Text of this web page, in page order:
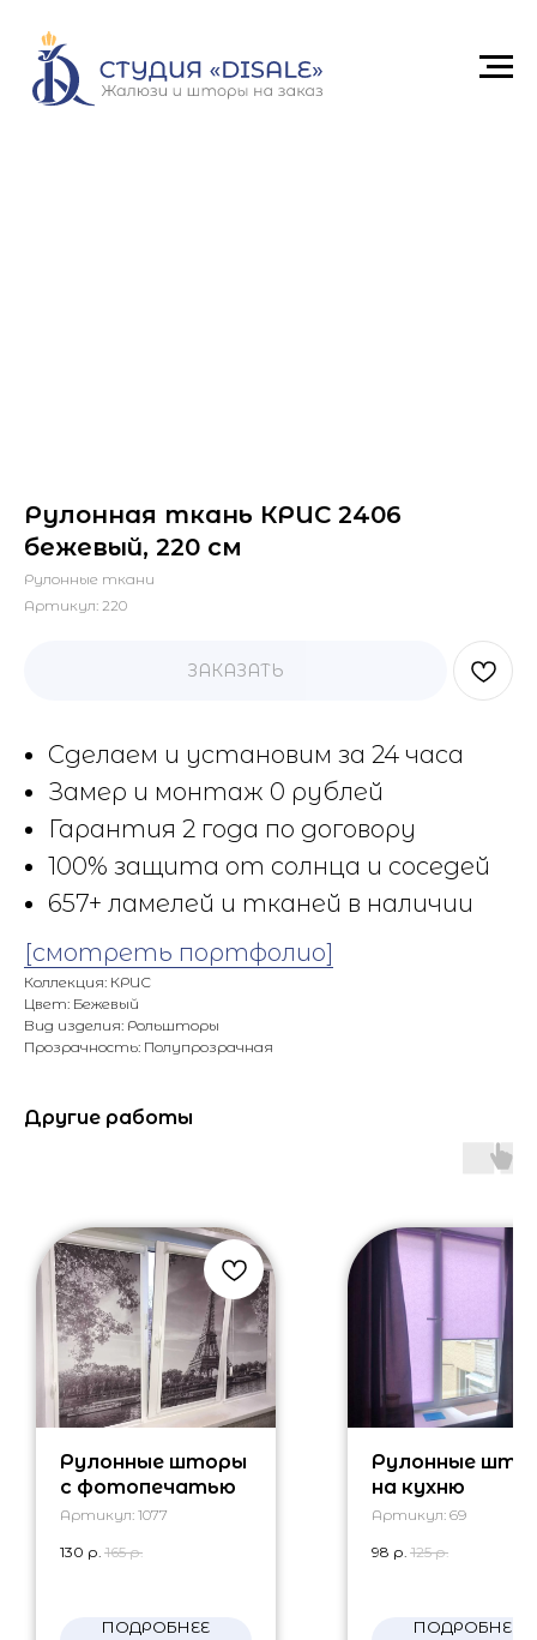
Рулонная ткань КРИС 2406
бежевый, 220 см
Рулонные ткани
Артикул: 220
ЗАКАЗАТЬ
Сделаем и установим за 24 часа
Замер и монтаж 0 рублей
Гарантия 2 года по договору
100% защита от солнца и соседей
657+ ламелей и тканей в наличии
[смотреть портфолио]
Коллекция: КРИС
Цвет: Бежевый
Вид изделия: Рольшторы
Прозрачность: Полупрозрачная
Другие работы
Рулонные шторы
с фотопечатью
Артикул: 1077
130 р. 165 р.
ПОДРОБНЕЕ
Рулонные
на кухню
Артикул: 69
98 р. 125 р.
ПОДРОБНЕЕ